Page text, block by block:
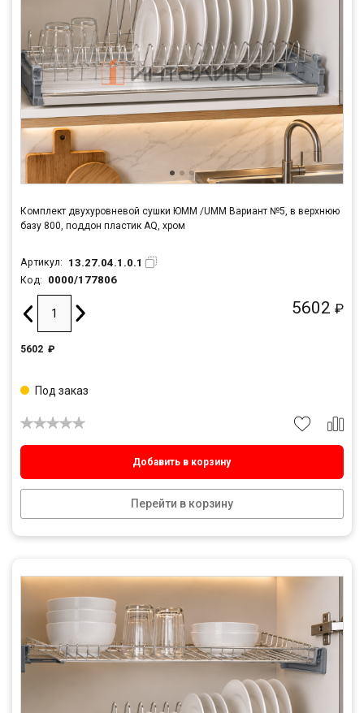
Комплект двухуровневой сушки ЮММ /UMM Вариант №5, в верхнюю
базу 800, поддон пластик AQ, хром
Артикул: 13.27.04.1.0.1
Код: 0000/177806
5602 ₽
5602 ₽
Добавить в корзину
Перейти в корзину
Под заказ